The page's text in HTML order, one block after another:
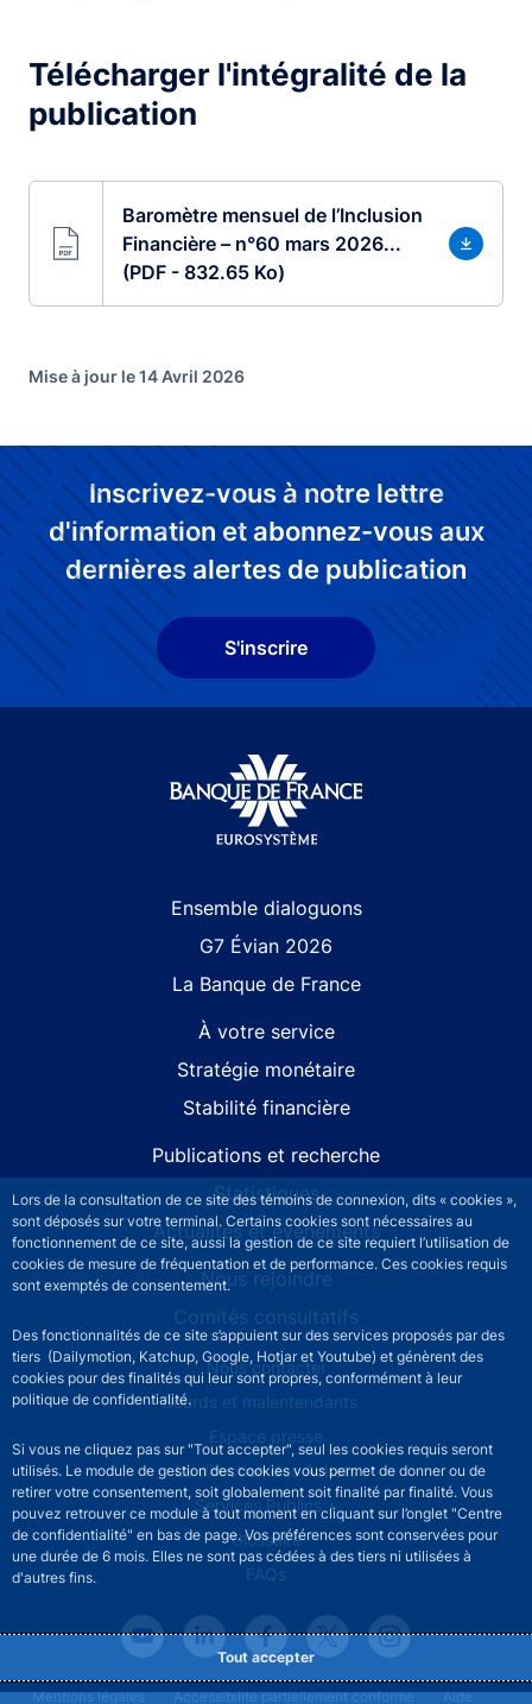
Lors de la consultation de ce site des témoins de connexion, dits « cookies »,
sont déposés sur votre terminal. Certains cookies sont nécessaires au
fonctionnement de ce site, aussi la gestion de ce site requiert l’utilisation de
cookies de mesure de fréquentation et de performance. Ces cookies requis
sont exemptés de consentement.
Des fonctionnalités de ce site s’appuient sur des services proposés par des
tiers (Dailymotion, Katchup, Google, Hotjar et Youtube) et génèrent des
cookies pour des finalités qui leur sont propres, conformément à leur
politique de confidentialité.
Si vous ne cliquez pas sur "Tout accepter", seul les cookies requis seront
utilisés. Le module de gestion des cookies vous permet de donner ou de
retirer votre consentement, soit globalement soit finalité par finalité. Vous
pouvez retrouver ce module à tout moment en cliquant sur l’onglet "Centre
de confidentialité" en bas de page. Vos préférences sont conservées pour
une durée de 6 mois. Elles ne sont pas cédées à des tiers ni utilisées à
d'autres fins.
Tout accepter
Télécharger l'intégralité de la
publication
Baromètre mensuel de l’Inclusion
Financière – n°60 mars 2026...
(PDF - 832.65 Ko)
Mise à jour le 14 Avril 2026
Inscrivez-vous à notre lettre
d'information et abonnez-vous aux
dernières alertes de publication
S'inscrire
Ensemble dialoguons
G7 Évian 2026
La Banque de France
À votre service
Stratégie monétaire
Stabilité financière
Publications et recherche
Statistiques
Actualités et événements
Nous rejoindre
Comités consultatifs
Footer secondary menuNous contacter
Sourds et malentendants
Espace presse
La direction des Achats
Services Publics +
Glossaire
FAQs
Footer legal notice menu
Mentions légales Accessibilité partiellement conforme Aide